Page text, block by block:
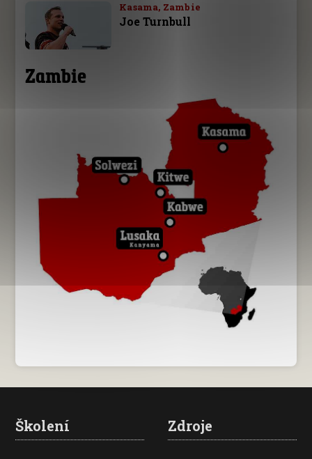
Kasama, Zambie
Joe Turnbull
Zambie
Školení Zdroje